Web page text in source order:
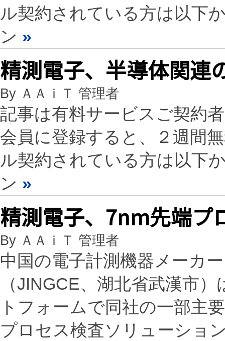
ル契約されている方は以下
ン »
精測電子、半導体関連
By ＡＡｉＴ 管理者
記事は有料サービスご契約
会員に登録すると、２週間
ル契約されている方は以下
ン »
精測電子、7nm先端プ
By ＡＡｉＴ 管理者
中国の電子計測機器メーカ
（JINGCE、湖北省武漢市
トフォームで同社の一部主
プロセス検査ソリューショ